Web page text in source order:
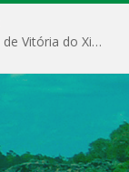
4º Torneio de Pesca Esportiva do Tucunaré de Vitória do Xingu